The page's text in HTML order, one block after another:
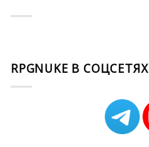
RPGNUKE В СОЦСЕТЯХ